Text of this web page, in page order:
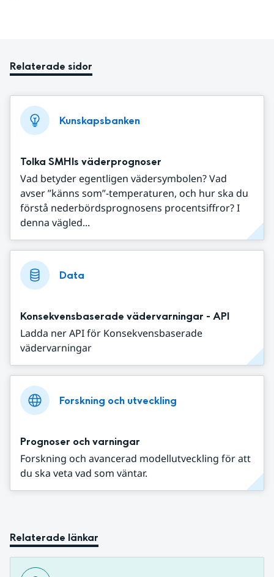
Relaterade sidor
Kunskapsbanken
Tolka SMHIs väderprognoser
Vad betyder egentligen vädersymbolen? Vad
avser ”känns som”-temperaturen, och hur ska du
förstå nederbördsprognosens procentsiffror? I
denna vägled...
Data
Konsekvensbaserade vädervarningar - API
Ladda ner API för Konsekvensbaserade
vädervarningar
Forskning och utveckling
Prognoser och varningar
Forskning och avancerad modellutveckling för att
du ska veta vad som väntar.
Relaterade länkar